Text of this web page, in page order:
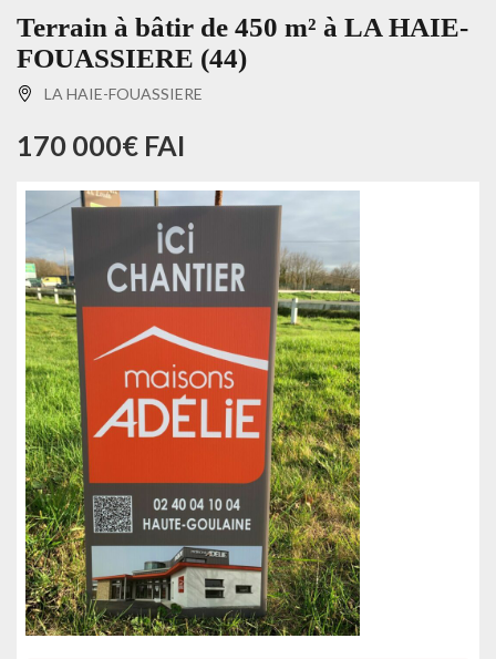
Terrain à bâtir de 450 m² à LA HAIE-
FOUASSIERE (44)
LA HAIE-FOUASSIERE
170 000€ FAI